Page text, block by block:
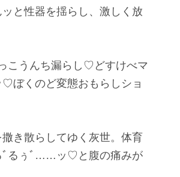
と性器を揺らし、激しく放
うんち漏らし♡どすけべマ
くのど変態おもらしショ
き散らしてゆく灰世。体育
ﾞるぅﾞ……ッ♡と腹の痛みが